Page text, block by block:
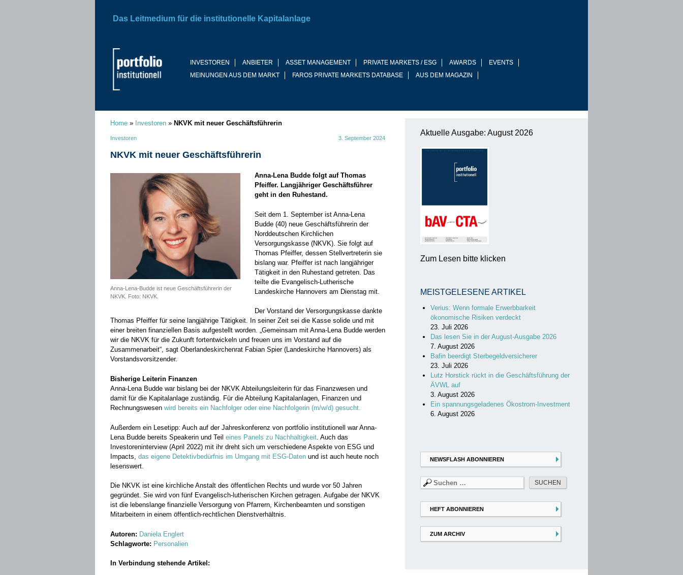
INVESTOREN ANBIETER ASSET MANAGEMENT PRIVATE MARKETS / ESG AWARDS
EVENTS
MEINUNGEN AUS DEM MARKT
FAROS PRIVATE MARKETS DATABASE AUS DEM MAGAZIN
Das Leitmedium für die institutionelle Kapitalanlage
Home » Investoren » NKVK mit neuer Geschäftsführerin
Investoren 3. September 2024
NKVK mit neuer Geschäftsführerin
Anna-Lena-Budde ist neue Geschäftsführerin der
NKVK. Foto: NKVK.
Anna-Lena Budde folgt auf Thomas
Pfeiffer. Langjähriger Geschäftsführer
geht in den Ruhestand.
Seit dem 1. September ist Anna-Lena
Budde (40) neue Geschäftsführerin der
Norddeutschen Kirchlichen
Versorgungskasse (NKVK). Sie folgt auf
Thomas Pfeiffer, dessen Stellvertreterin sie
bislang war. Pfeiffer ist nach langjähriger
Tätigkeit in den Ruhestand getreten. Das
teilte die Evangelisch-Lutherische
Landeskirche Hannovers am Dienstag mit.
Der Vorstand der Versorgungskasse dankte
Thomas Pfeiffer für seine langjährige Tätigkeit. In seiner Zeit sei die Kasse solide und mit
einer breiten finanziellen Basis aufgestellt worden. „Gemeinsam mit Anna-Lena Budde werden
wir die NKVK für die Zukunft fortentwickeln und freuen uns im Vorstand auf die
Zusammenarbeit“, sagt Oberlandeskirchenrat Fabian Spier (Landeskirche Hannovers) als
Vorstandsvorsitzender.
Bisherige Leiterin Finanzen
Anna-Lena Budde war bislang bei der NKVK Abteilungsleiterin für das Finanzwesen und
damit für die Kapitalanlage zuständig. Für die Abteilung Kapitalanlagen, Finanzen und
Rechnungswesen wird bereits ein Nachfolger oder eine Nachfolgerin (m/w/d) gesucht.
Außerdem ein Lesetipp: Auch auf der Jahreskonferenz von portfolio institutionell war Anna-
Lena Budde bereits Speakerin und Teil eines Panels zu Nachhaltigkeit . Auch das
Investoreninterview (April 2022) mit ihr dreht sich um verschiedene Aspekte von ESG und
Impacts, das eigene Detektivbedürfnis im Umgang mit ESG-Daten und ist auch heute noch
lesenswert.
Die NKVK ist eine kirchliche Anstalt des öffentlichen Rechts und wurde vor 50 Jahren
gegründet. Sie wird von fünf Evangelisch-lutherischen Kirchen getragen. Aufgabe der NKVK
ist die lebenslange finanzielle Versorgung von Pfarrern, Kirchenbeamten und sonstigen
Mitarbeitern in einem öffentlich-rechtlichen Dienstverhältnis.
Autoren: Daniela Englert
Schlagworte: Personalien
In Verbindung stehende Artikel:
Aktuelle Ausgabe: August 2026
Zum Lesen bitte klicken
MEISTGELESENE ARTIKEL
Verius: Wenn formale Erwerbbarkeit
ökonomische Risiken verdeckt
23. Juli 2026
Das lesen Sie in der August-Ausgabe 2026
7. August 2026
Bafin beerdigt Sterbegeldversicherer
23. Juli 2026
Lutz Horstick rückt in die Geschäftsführung der
ÄVWL auf
3. August 2026
Ein spannungsgeladenes Ökostrom-Investment
6. August 2026
NEWSFLASH ABONNIEREN
Suchen
nach:
HEFT ABONNIEREN
ZUM ARCHIV